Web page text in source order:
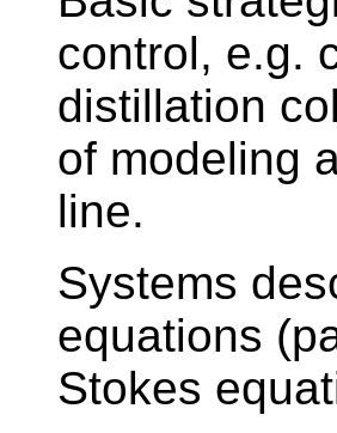
control, e.g.
distillation
of modeling
line.
Systems
equations
Stokes